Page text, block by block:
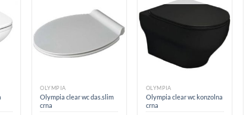
Bide konzolni
Pisoar
OLYMPIA
Olympia clear wc das.slim
crna
OLYMPIA
Olympia clear wc konzolna
crna